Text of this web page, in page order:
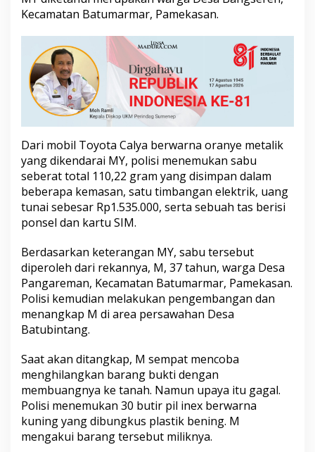
e
k
Kecamatan Batumarmar, Pamekasan.
Dari mobil Toyota Calya berwarna oranye metalik
yang dikendarai MY, polisi menemukan sabu
seberat total 110,22 gram yang disimpan dalam
beberapa kemasan, satu timbangan elektrik, uang
tunai sebesar Rp1.535.000, serta sebuah tas berisi
ponsel dan kartu SIM.
Berdasarkan keterangan MY, sabu tersebut
diperoleh dari rekannya, M, 37 tahun, warga Desa
Pangareman, Kecamatan Batumarmar, Pamekasan.
Polisi kemudian melakukan pengembangan dan
menangkap M di area persawahan Desa
Batubintang.
Saat akan ditangkap, M sempat mencoba
menghilangkan barang bukti dengan
membuangnya ke tanah. Namun upaya itu gagal.
Polisi menemukan 30 butir pil inex berwarna
kuning yang dibungkus plastik bening. M
mengakui barang tersebut miliknya.